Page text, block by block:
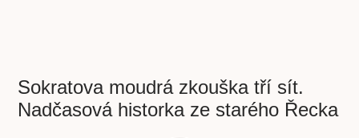
Sokratova moudrá zkouška tří sít.
Nadčasová historka ze starého Řecka